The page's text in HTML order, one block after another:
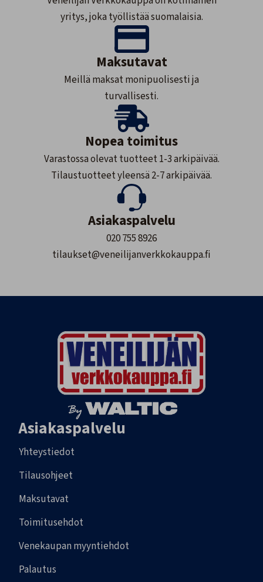
yritys, joka työllistää suomalaisia.
Maksutavat
Meillä maksat monipuolisesti ja
turvallisesti.
Nopea toimitus
Varastossa olevat tuotteet 1-3 arkipäivää.
Tilaustuotteet yleensä 2-7 arkipäivää.
Asiakaspalvelu
020 755 8926
tilaukset@veneilijanverkkokauppa.fi
Asiakaspalvelu
Yhteystiedot
Tilausohjeet
Maksutavat
Toimitusehdot
Venekaupan myyntiehdot
Palautus